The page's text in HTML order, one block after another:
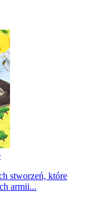
stworzeń, które
armii...